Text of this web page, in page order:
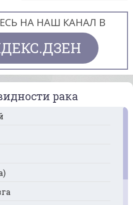
НА НАШ КАНАЛ В
рака